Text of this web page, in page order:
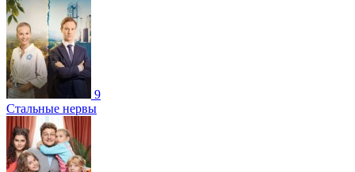
9
Стальные нервы